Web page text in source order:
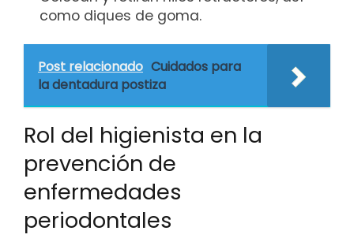
como diques de goma.
Post relacionado Cuidados para
la dentadura postiza
Rol del higienista en la
prevención de
enfermedades
periodontales